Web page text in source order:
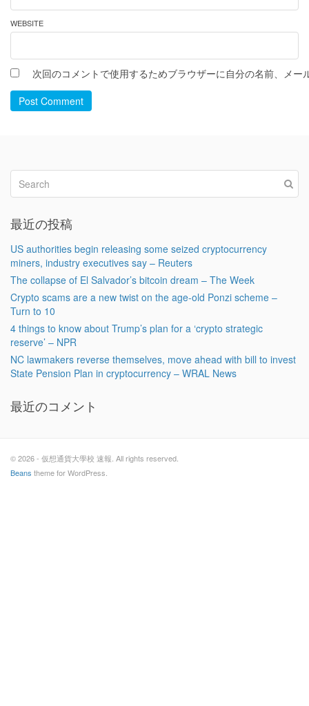
WEBSITE
次回のコメントで使用するためブラウザーに自分の名前、メー
Post Comment
最近の投稿
US authorities begin releasing some seized cryptocurrency
miners, industry executives say – Reuters
The collapse of El Salvador’s bitcoin dream – The Week
Crypto scams are a new twist on the age-old Ponzi scheme –
Turn to 10
4 things to know about Trump’s plan for a ‘crypto strategic
reserve’ – NPR
NC lawmakers reverse themselves, move ahead with bill to invest
State Pension Plan in cryptocurrency – WRAL News
最近のコメント
© 2026 - 仮想通貨大學校 速報. All rights reserved.
Beans theme for WordPress.